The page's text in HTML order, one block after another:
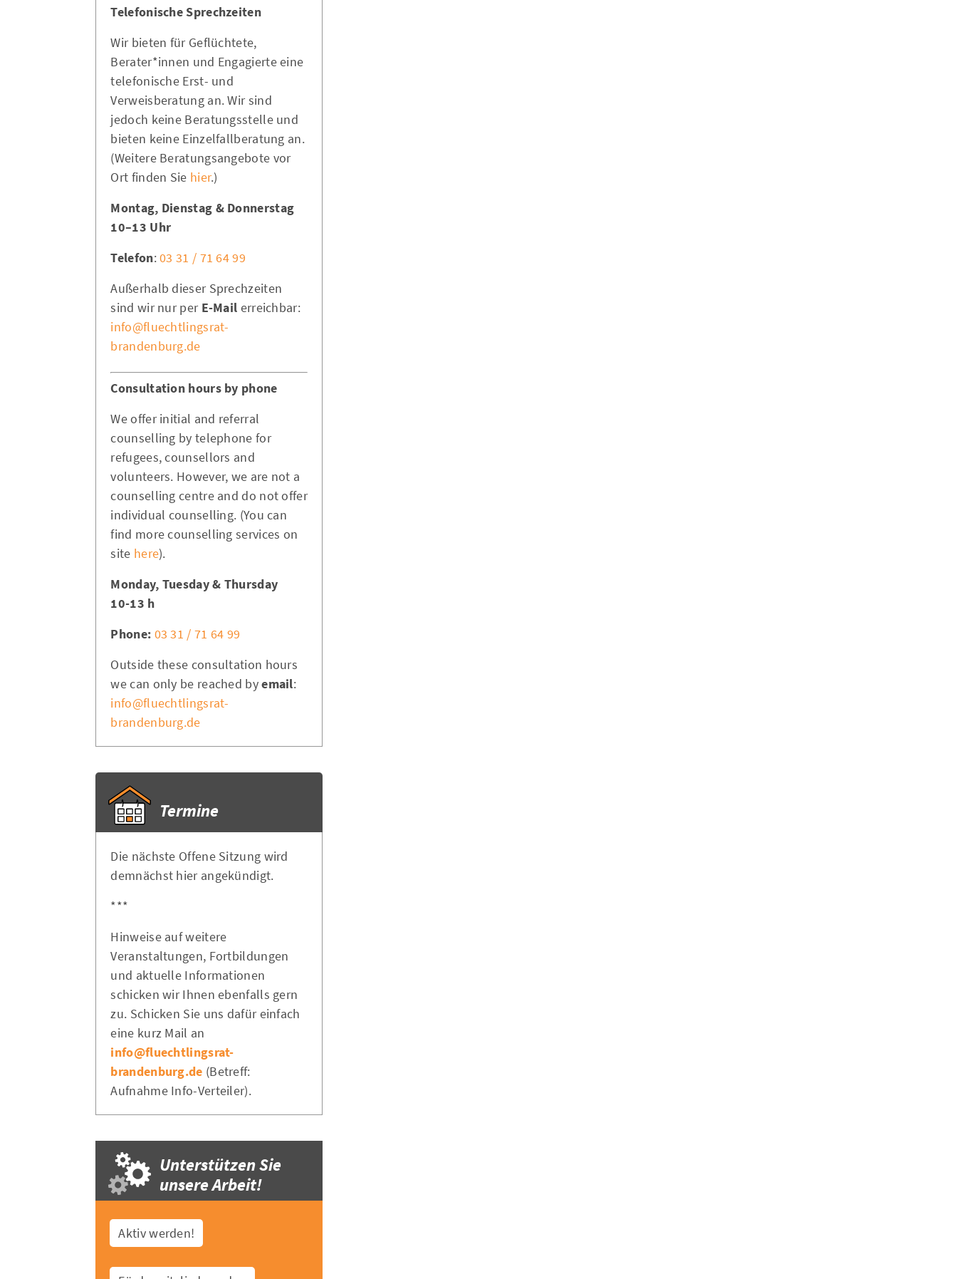
Telefonische Sprechzeiten
Wir bieten für Geflüchtete,
Berater*innen und Engagierte eine
telefonische Erst- und
Verweisberatung an. Wir sind
jedoch keine Beratungsstelle und
bieten keine Einzelfallberatung an.
(Weitere Beratungsangebote vor
Ort finden Sie hier.)
Montag, Dienstag & Donnerstag
10–13 Uhr
Telefon:03 31 / 71 64 99
Außerhalb dieser Sprechzeiten
sind wir nur per E-Mail erreichbar:
info@fluechtlingsrat-
brandenburg.de
Consultation hours by phone
We offer initial and referral
counselling by telephone for
refugees, counsellors and
volunteers. However, we are not a
counselling centre and do not offer
individual counselling. (You can
find more counselling services on
site here).
Monday, Tuesday & Thursday
10-13 h
Phone: 03 31 / 71 64 99
Outside these consultation hours
we can only be reached byemail:
info@fluechtlingsrat-
brandenburg.de
Termine
Die nächste Offene Sitzung wird
demnächst hier angekündigt.
***
Hinweise auf weitere
Veranstaltungen, Fortbildungen
und aktuelle Informationen
schicken wir Ihnen ebenfalls gern
zu. Schicken Sie uns dafür einfach
eine kurz Mail an
info@fluechtlingsrat-
brandenburg.de (Betreff:
Aufnahme Info-Verteiler).
Unterstützen Sie
unsere Arbeit!
Aktiv werden!